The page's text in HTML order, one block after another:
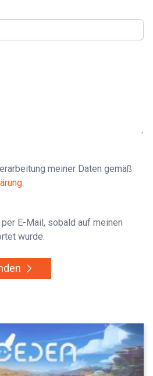
meiner Daten gemäß
E-Mail, sobald auf meinen
wurde.